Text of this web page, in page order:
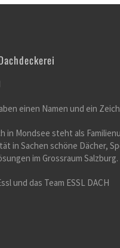
einen Namen und ein
in Mondsee steht als
in Sachen schöne Dächer,
im Grossraum Salzburg.
und das Team ESSL DACH